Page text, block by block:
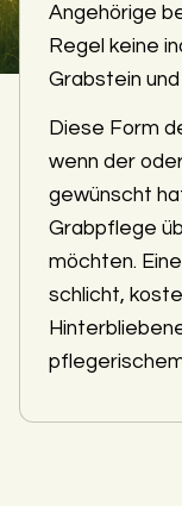
Angehörige
Regel keine
Grabstein
Diese Form
wenn der
gewünscht
Grabpflege
möchten.
schlicht,